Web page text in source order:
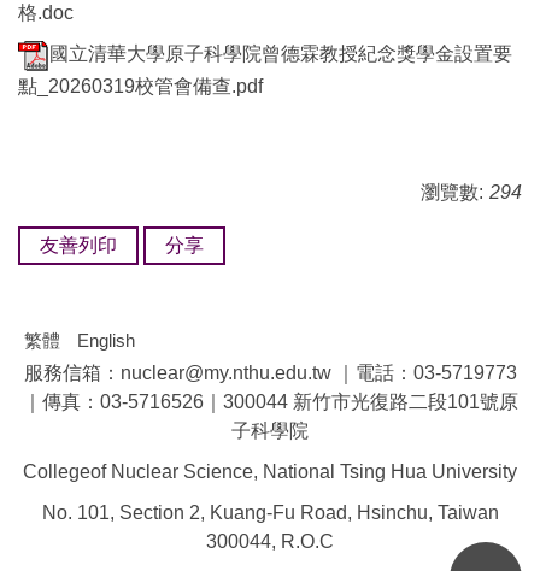
格.doc
國立清華大學原子科學院曾德霖教授紀念獎學金設置要
點_20260319校管會備查.pdf
瀏覽數: 294
友善列印 分享
繁體
English
服務信箱：nuclear@my.nthu.edu.tw ｜電話：03-5719773
｜傳真：03-5716526｜300044 新竹市光復路二段101號原
子科學院
Collegeof Nuclear Science, National Tsing Hua University
No. 101, Section 2, Kuang-Fu Road, Hsinchu, Taiwan
300044, R.O.C